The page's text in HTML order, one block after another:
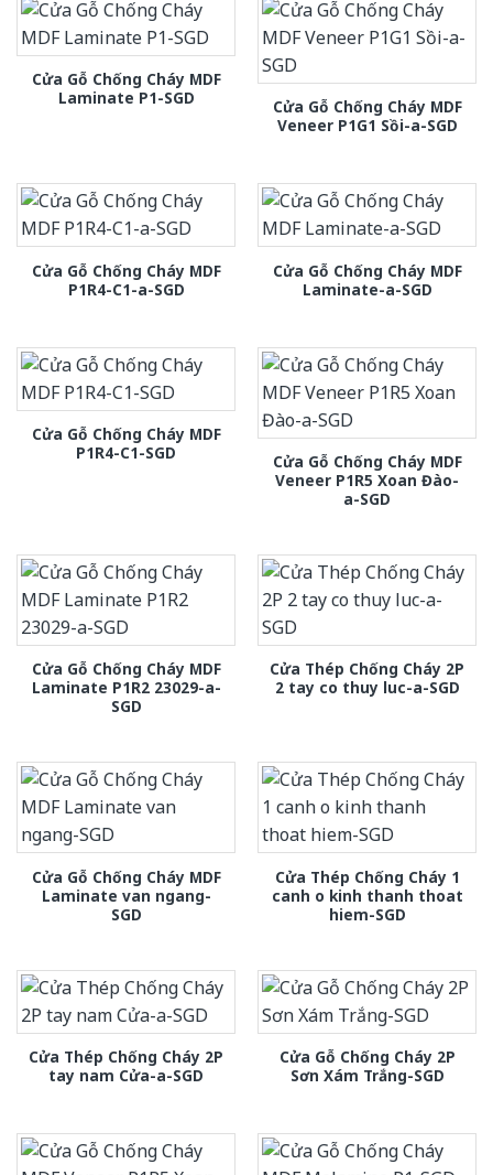
Cửa Gỗ Chống Cháy MDF
Laminate P1-SGD
Cửa Gỗ Chống Cháy MDF
Veneer P1G1 Sồi-a-SGD
Cửa Gỗ Chống Cháy MDF
P1R4-C1-a-SGD
Cửa Gỗ Chống Cháy MDF
Laminate-a-SGD
Cửa Gỗ Chống Cháy MDF
P1R4-C1-SGD
Cửa Gỗ Chống Cháy MDF
Veneer P1R5 Xoan Đào-
a-SGD
Cửa Gỗ Chống Cháy MDF
Laminate P1R2 23029-a-
SGD
Cửa Thép Chống Cháy 2P
2 tay co thuy luc-a-SGD
Cửa Gỗ Chống Cháy MDF
Laminate van ngang-
SGD
Cửa Thép Chống Cháy 1
canh o kinh thanh thoat
hiem-SGD
Cửa Thép Chống Cháy 2P
tay nam Cửa-a-SGD
Cửa Gỗ Chống Cháy 2P
Sơn Xám Trắng-SGD